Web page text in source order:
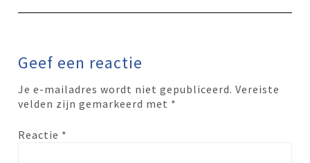
Geef een reactie
Je e-mailadres wordt niet gepubliceerd. Vereiste
velden zijn gemarkeerd met *
Reactie *